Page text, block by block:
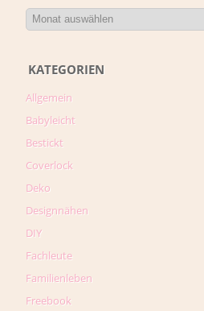
KATEGORIEN
Allgemein
Babyleicht
Bestickt
Coverlock
Deko
Designnähen
DIY
Fachleute
Familienleben
Freebook